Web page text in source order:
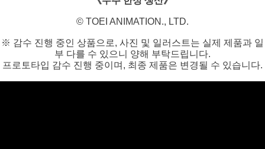
©️ TOEI ANIMATION., LTD.
※ 감수 진행 중인 상품으로, 사진 및 일러스트는 실제 제품과 일
부 다를 수 있으니 양해 부탁드립니다.
프로토타입 감수 진행 중이며, 최종 제품은 변경될 수 있습니다.